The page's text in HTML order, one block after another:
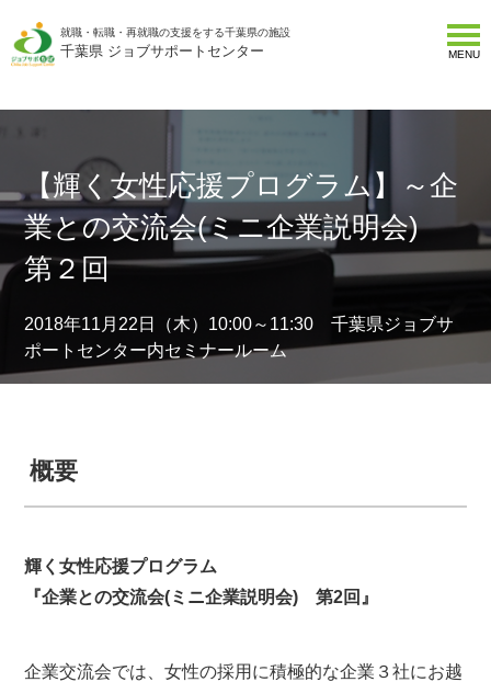
就職・転職・再就職の支援をする千葉県の施設
千葉県 ジョブサポートセンター MENU
【輝く女性応援プログラム】～企
業との交流会(ミニ企業説明会)
第２回
2018年11月22日（木）10:00～11:30 千葉県ジョブサ
ポートセンター内セミナールーム
概要
輝く女性応援プログラム
『企業との交流会(ミニ企業説明会) 第2回』
企業交流会では、女性の採用に積極的な企業３社にお越